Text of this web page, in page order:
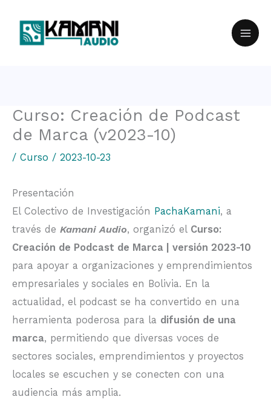
contenido
Curso: Creación de Podcast
de Marca (v2023-10)
/ Curso / 2023-10-23
Presentación
El Colectivo de Investigación PachaKamani, a
través de Kamani Audio, organizó el Curso:
Creación de Podcast de Marca | versión 2023-10
para apoyar a organizaciones y emprendimientos
empresariales y sociales en Bolivia. En la
actualidad, el podcast se ha convertido en una
herramienta poderosa para la difusión de una
marca, permitiendo que diversas voces de
sectores sociales, emprendimientos y proyectos
locales se escuchen y se conecten con una
audiencia más amplia.